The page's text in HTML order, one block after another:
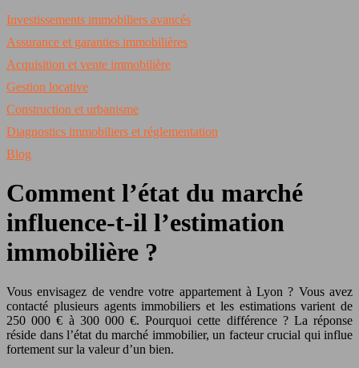
Investissements immobiliers avancés
Assurance et garanties immobilières
Acquisition et vente immobilière
Gestion locative
Construction et urbanisme
Diagnostics immobiliers et réglementation
Blog
Comment l’état du marché
influence-t-il l’estimation
immobilière ?
Vous envisagez de vendre votre appartement à Lyon ? Vous avez
contacté plusieurs agents immobiliers et les estimations varient de
250 000 € à 300 000 €. Pourquoi cette différence ? La réponse
réside dans l’état du marché immobilier, un facteur crucial qui influe
fortement sur la valeur d’un bien.